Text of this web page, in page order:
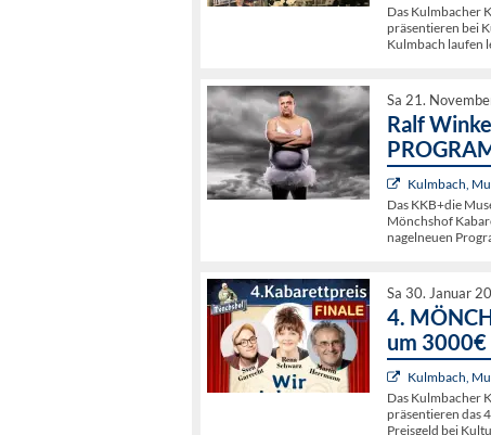
Das Kulmbacher
präsentieren bei
Kulmbach laufen
Sa 21.
Ralf
Kulmbach,
Das KKB+die
Mönchshof
nagelneuen
Sa 30. Januar
4.
um 3000€
Kulmbach,
Das Kulmbacher
präsentieren das
Preisgeld bei